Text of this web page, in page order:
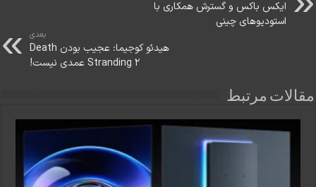
ایکس باکس و گسترش همکاری با
استودیوهای چینی
بعدی
هیدئو کوجیما: عجیب بودن Death
Stranding 2 عمدی نیست!
مقالات مرتبط